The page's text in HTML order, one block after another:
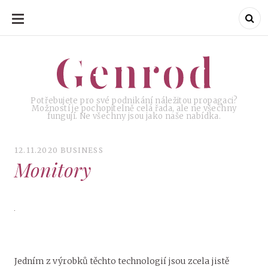
SKIP
CONTENT
Genrod
Potřebujete pro své podnikání náležitou propagaci?
Možností je pochopitelně celá řada, ale ne všechny
fungují. Ne všechny jsou jako naše nabídka.
Genrod
12.11.2020 BUSINESS
Monitory
Jedním z výrobků těchto technologií jsou zcela jistě